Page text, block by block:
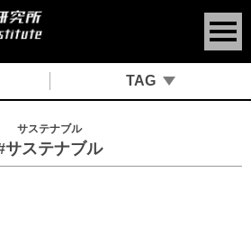
サステナブル
サステナブル
TAG